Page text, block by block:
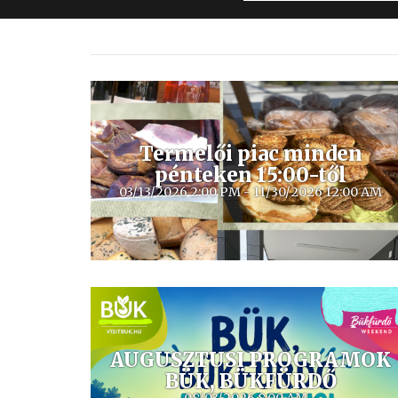
Termelői piac minden
pénteken 15:00-től
03/13/2026 2:00 PM - 11/30/2026 12:00 AM
A TERMELŐI PIAC
BÜKFÜRDŐ TERMÁL TÉR
AUGUSZTUSI PROGRAMOK
BÜK, BÜKFÜRDŐ